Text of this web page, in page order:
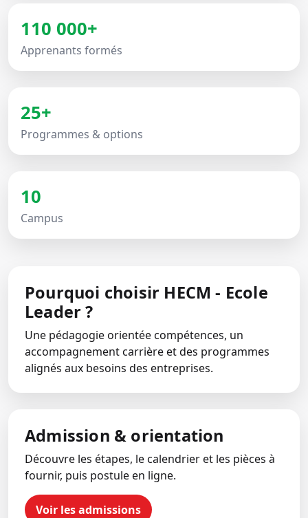
110 000+
Apprenants formés
25+
Programmes & options
10
Campus
Pourquoi choisir HECM - Ecole
Leader ?
Une pédagogie orientée compétences, un
accompagnement carrière et des programmes
alignés aux besoins des entreprises.
Admission & orientation
Découvre les étapes, le calendrier et les pièces à
fournir, puis postule en ligne.
Voir les admissions